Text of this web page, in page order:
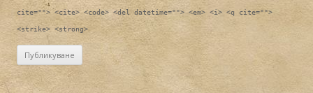
cite=""> <cite> <code> <del datetime=""> <em> <i> <q cite="">
<strike> <strong>